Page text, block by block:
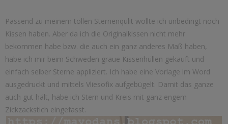
Passend zu meinem tollen Sternenqulit wollte ich unbedingt noch
Kissen haben. Aber da ich die Originalkissen nicht mehr
bekommen habe bzw. die auch ein ganz anderes Maß haben,
habe ich mir beim Schweden graue Kissenhüllen gekauft und
einfach selber Sterne appliziert. Ich habe eine Vorlage im Word
ausgedruckt und mittels Vliesofix aufgebügelt. Damit das ganze
auch gut hält, habe ich Stern und Kreis mit ganz engem
Zickzackstich eingefasst.